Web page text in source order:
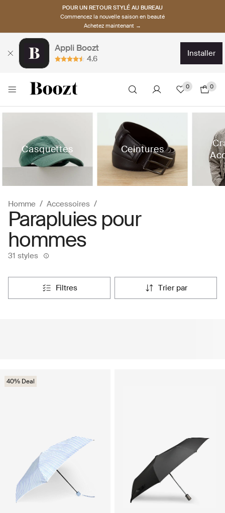
POUR UN RETOUR STYLÉ AU BUREAU
Commencez la nouvelle saison en beauté
Achetez maintenant →
Appli Boozt
4.6
installer
0 0
Casquettes Ceintures
Homme Accessoires
Parapluies pour
hommes
31 styles
filtres trier par
40% Deal